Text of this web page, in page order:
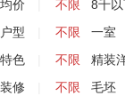
均价
不限 8千
户型
不限 一室
特色
不限 精装
装修
不限 毛坯